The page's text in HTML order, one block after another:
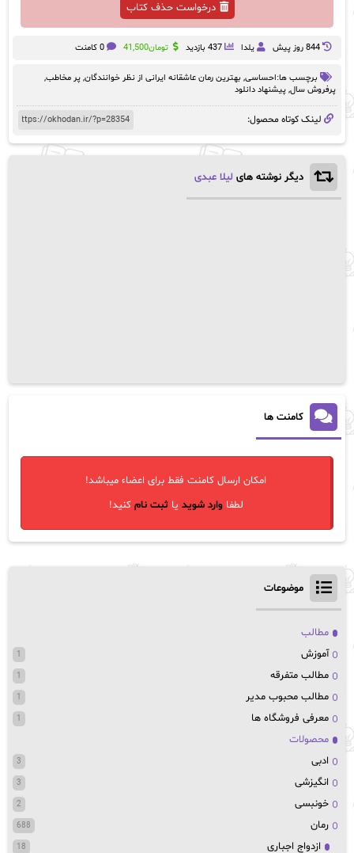
درخواست حذف کتاب
844 روز پيش یلدا 437 بازدید تومان41,500 0 کامنت
برچسب ها:احساسی, بهترین رمان عاشقانه ایرانی از نظر خوانندگان, پر مخاطب,
پرفروش سال, پیشنهاد دانلود
لینک کوتاه محصول:
دیگر نوشته های لیلا عبدی
کامنت ها
امکان ارسال کامنت فقط برای اعضاء میباشد!
لطفاوارد شوید یاثبت نام کنید!
موضوعات
مطالب
آموزش
1
مطالب متفرقه 1
مطالب محبوب مدیر 1
معرفی فروشگاه ها 1
محصولات
ادبی
3
انگیزشی 3
خونبسی 2
رمان 688
ازدواج اجباری 18